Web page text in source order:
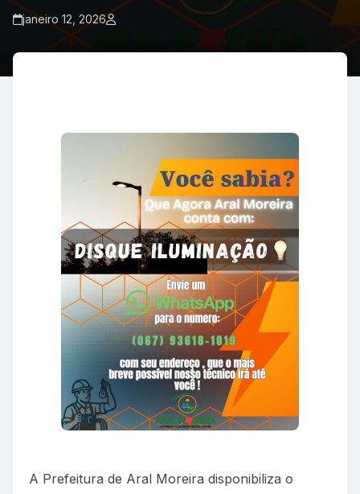
janeiro 12, 2026
A Prefeitura de Aral Moreira disponibiliza o